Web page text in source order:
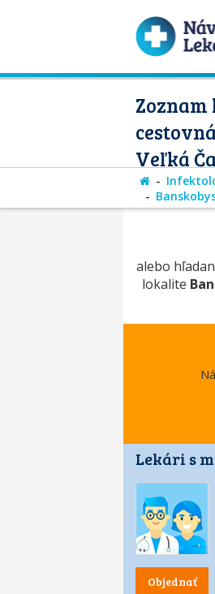
Veľká
alebo
lokalite
Lekári s
Objednať